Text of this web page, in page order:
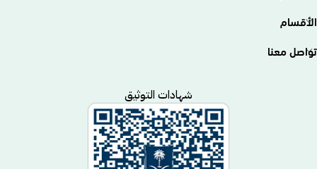
الأقسام
تواصل معنا
شهادات التوثيق